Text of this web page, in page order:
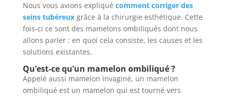
Nous vous avions expliqué comment corriger des
seins tubéreuxgrâce à la chirurgie esthétique. Cette
fois-ci ce sont des mamelons ombiliqués dont nous
allons parler : en quoi cela consiste, les causes et les
solutions existantes.
Qu’est-ce qu’un mamelon ombiliqué ?
Appelé aussi mamelon invaginé, un mamelon
ombiliqué est un mamelon qui est tourné vers